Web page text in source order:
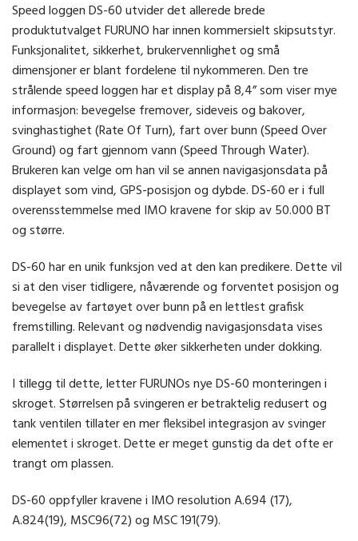
Speed loggen DS-60 utvider det allerede brede
produktutvalget FURUNO har innen kommersielt skipsutstyr.
Funksjonalitet, sikkerhet, brukervennlighet og små
dimensjoner er blant fordelene til nykommeren. Den tre
strålende speed loggen har et display på 8,4” som viser mye
informasjon: bevegelse fremover, sideveis og bakover,
svinghastighet (Rate Of Turn), fart over bunn (Speed Over
Ground) og fart gjennom vann (Speed Through Water).
Brukeren kan velge om han vil se annen navigasjonsdata på
displayet som vind, GPS-posisjon og dybde. DS-60 er i full
overensstemmelse med IMO kravene for skip av 50.000 BT
og større.
DS-60 har en unik funksjon ved at den kan predikere. Dette vil
si at den viser tidligere, nåværende og forventet posisjon og
bevegelse av fartøyet over bunn på en lettlest grafisk
fremstilling. Relevant og nødvendig navigasjonsdata vises
parallelt i displayet. Dette øker sikkerheten under dokking.
I tillegg til dette, letter FURUNOs nye DS-60 monteringen i
skroget. Størrelsen på svingeren er betraktelig redusert og
tank ventilen tillater en mer fleksibel integrasjon av svinger
elementet i skroget. Dette er meget gunstig da det ofte er
trangt om plassen.
DS-60 oppfyller kravene i IMO resolution A.694 (17),
A.824(19), MSC96(72) og MSC 191(79).